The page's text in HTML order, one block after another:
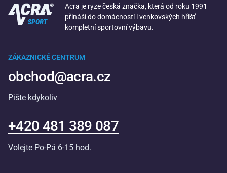
Acra je ryze česká značka, která od roku 1991
přináší do domácností i venkovských hřišť
kompletní sportovní výbavu.
ZÁKAZNICKÉ CENTRUM
obchod@acra.cz
Pište kdykoliv
+420 481 389 087
Volejte Po-Pá 6-15 hod.